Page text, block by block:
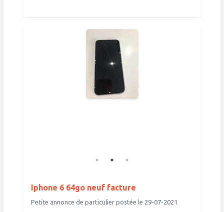
Iphone 6 64go neuf facture
Petite annonce de particulier postée le 29-07-2021